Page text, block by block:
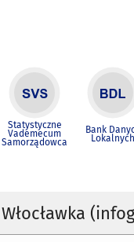
Statystyczne
Vademecum
Samorządowca
Bank
Lokalnych